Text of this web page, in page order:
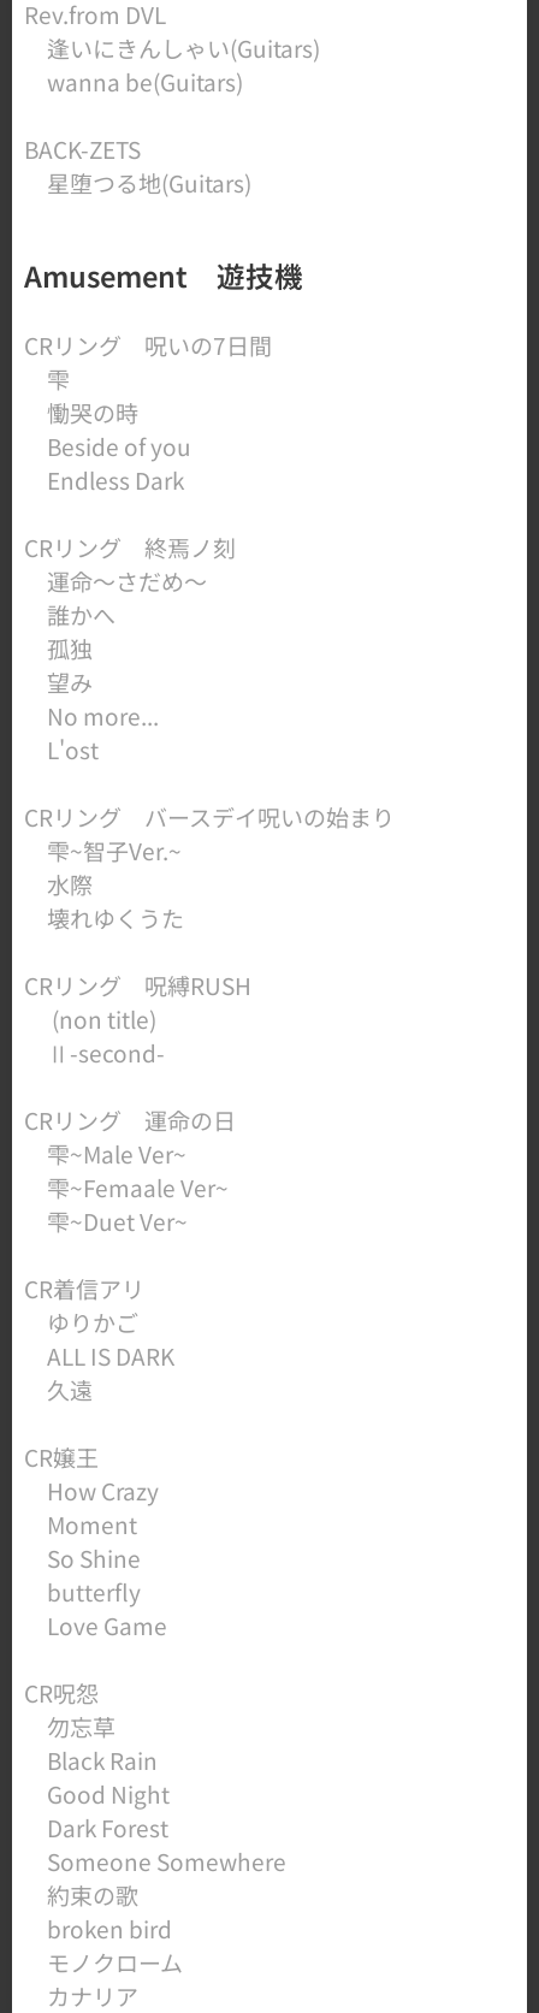
Rev.from DVL
​ 逢いにきんしゃい(Guitars)
wanna be(Guitars)
BACK-ZETS
​ 星堕つる地(Guitars)
Amusement 遊技機
​CRリング 呪いの7日間
雫​
慟哭の時
Beside of you
Endless Dark
​CRリング 終焉ノ刻
運命〜さだめ〜
誰かへ
孤独
望み
No more...
​ L'ost
CRリング バースデイ呪いの始まり
雫~智子Ver.~
水際
​ 壊れゆくうた
​CRリング 呪縛RUSH
(non title)
Ⅱ-second-
CRリング 運命の日
雫~Male Ver~
雫~Femaale Ver~
雫~Duet Ver~
​CR着信アリ
ゆりかご
ALL IS DARK
​ 久遠
CR嬢王
How Crazy
Moment
So Shine
butterfly
​ Love Game
CR呪怨
勿忘草
Black Rain
Good Night
Dark Forest
​ Someone Somewhere
約束の歌
broken bird
モノクローム
​ カナリア